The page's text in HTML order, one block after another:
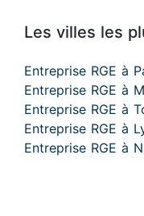
Les villes les
Entreprise RGE à
Entreprise RGE à
Entreprise RGE à
Entreprise RGE à
Entreprise RGE à